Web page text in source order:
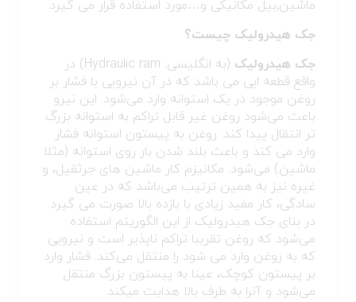
ماشین,بیل مکانیکی و…مورد استفاده قرار می گیرد.
جک هیدرولیک چیست؟
جک هیدرولیک
(به انگلیسی: Hydraulic ram) در
واقع قطعه ایی می باشد که در آن نیرویی با فشار بر
روغن موجود در یک استوانه وارد می‌شود. این نیرو
باعث می‌شود روغن غیر قابل تراکم به استوانه بزرگ
تر انتقال پیدا کند. روغن به پیستون استوانه فشار
وارد می کند و باعث بلند شدن بار روی استوانه (مثلا
ماشین) می‌شود. مکانیزم کار ماشین های جرثقیل، و
غیره نیز به همین ترتیب می‌باشد که در عین
سادگی، کار مفید زیادی با بازده بالا صورت می گیرد.
در بنای جک هیدرولیک از این الگوریتم استفاده
می‌شود که روغن تقریبا تراکم ناپذیر است و نیرویی
که به روغن وارد می شود را منتقل می‌کند. فشار وارد
بر پیستون کوچک، عینا به پیستون بزرگ منتقل
می‌شود و آنرا به طرف بالا هدایت میکند.